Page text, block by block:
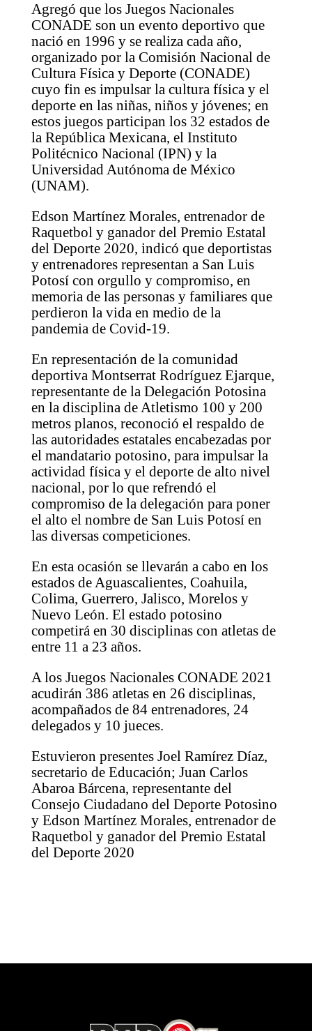
Agregó que los Juegos Nacionales
CONADE son un evento deportivo que
nació en 1996 y se realiza cada año,
organizado por la Comisión Nacional de
Cultura Física y Deporte (CONADE)
cuyo fin es impulsar la cultura física y el
deporte en las niñas, niños y jóvenes; en
estos juegos participan los 32 estados de
la República Mexicana, el Instituto
Politécnico Nacional (IPN) y la
Universidad Autónoma de México
(UNAM).
Edson Martínez Morales, entrenador de
Raquetbol y ganador del Premio Estatal
del Deporte 2020, indicó que deportistas
y entrenadores representan a San Luis
Potosí con orgullo y compromiso, en
memoria de las personas y familiares que
perdieron la vida en medio de la
pandemia de Covid-19.
En representación de la comunidad
deportiva Montserrat Rodríguez Ejarque,
representante de la Delegación Potosina
en la disciplina de Atletismo 100 y 200
metros planos, reconoció el respaldo de
las autoridades estatales encabezadas por
el mandatario potosino, para impulsar la
actividad física y el deporte de alto nivel
nacional, por lo que refrendó el
compromiso de la delegación para poner
el alto el nombre de San Luis Potosí en
las diversas competiciones.
En esta ocasión se llevarán a cabo en los
estados de Aguascalientes, Coahuila,
Colima, Guerrero, Jalisco, Morelos y
Nuevo León. El estado potosino
competirá en 30 disciplinas con atletas de
entre 11 a 23 años.
A los Juegos Nacionales CONADE 2021
acudirán 386 atletas en 26 disciplinas,
acompañados de 84 entrenadores, 24
delegados y 10 jueces.
Estuvieron presentes Joel Ramírez Díaz,
secretario de Educación; Juan Carlos
Abaroa Bárcena, representante del
Consejo Ciudadano del Deporte Potosino
y Edson Martínez Morales, entrenador de
Raquetbol y ganador del Premio Estatal
del Deporte 2020